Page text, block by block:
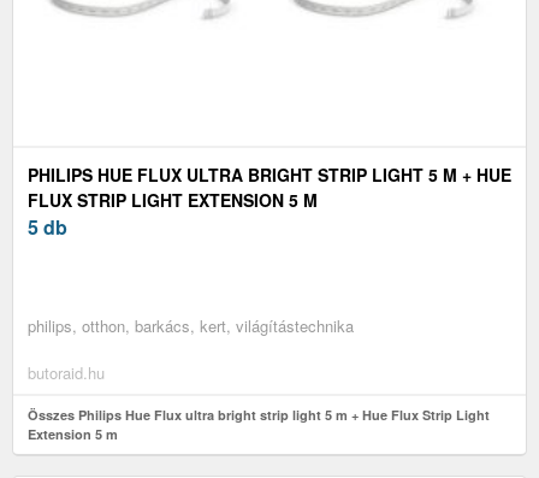
PHILIPS HUE FLUX ULTRA BRIGHT STRIP LIGHT 5 M + HUE
FLUX STRIP LIGHT EXTENSION 5 M
5 db
philips, otthon, barkács, kert, világítástechnika
butoraid.hu
Összes Philips Hue Flux ultra bright strip light 5 m + Hue Flux Strip Light
Extension 5 m